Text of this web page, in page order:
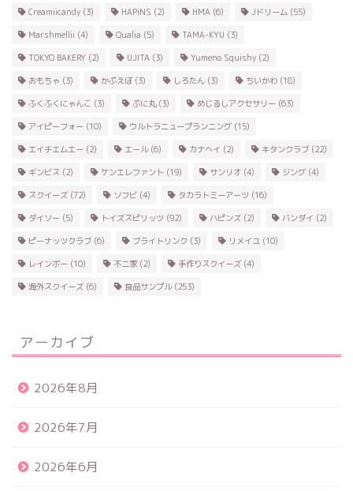
Creamiicandy (3) HAPiNS (2) HMA (6) Jドリーム (55)
Marshmellii (4) Qualia (5) TAMA-KYU (3)
TOKYO BAKERY (2) UJITA (3) Yumeno Squishy (2)
おもちゃ (3) かぷえぼ (3) しろたん (3) ちいかわ (18)
ふくふくにゃんこ (3) ぷに丸(3) めじるしアクセサリー (63)
アイピーフォー (10) ウルトラニュープランニング (15)
エイチエムエー (2) エール(6) カナヘイ (2) キタンクラブ (22)
ギンビス (2) ケンエレファント (19) サンリオ (4) ジング (4)
スクイーズ (72) ソフビ (4) タカラトミーアーツ (16)
ダイソー (5) トイズスピリッツ (92) ハピンズ (2) バンダイ (2)
ピーナッツクラブ (6) ブライトリンク (3) リメイユ (10)
レインボー (10) 不二家 (2) 手作りスクイーズ (4)
海外スクイーズ (6) 食品サンプル(253)
アーカイブ
2026年8月
2026年7月
2026年6月